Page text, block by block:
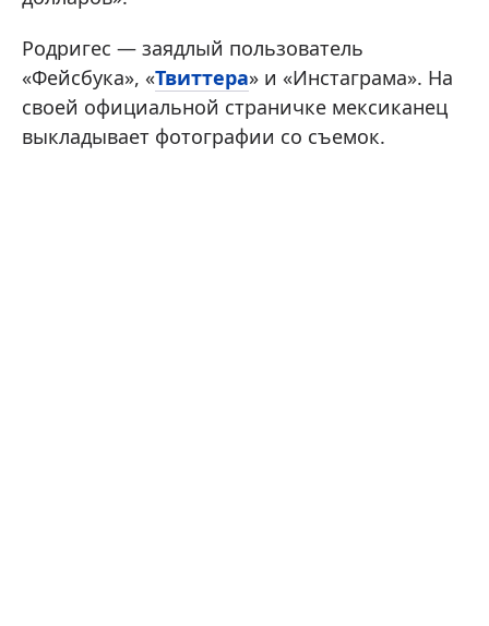
Родригес — заядлый пользователь
«Фейсбука», «Твиттера» и «Инстаграма». На
своей официальной страничке мексиканец
выкладывает фотографии со съемок.